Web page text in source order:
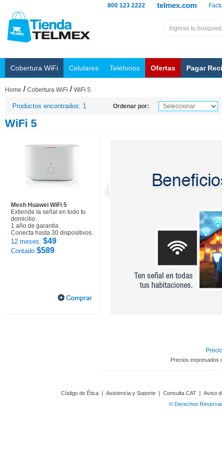
telmex.com
800 123 2222
Cobertura WiFi Celulares Teléfonos Ofertas Pagar
Home / Cobertura WiFi / WiFi 5
Productos encontrados: 1 Ordenar por:
WiFi 5
Mesh Huawei WiFi 5
Extiende la señal en todo tu
domicilio.
1 año de garantia.
Conecta hasta 30 dispositivos.
12 meses: $49
Contado $589
Precios expresados
Código de Ética | Asistencia y Soporte | Consulta CAT | Aviso
© Derechos